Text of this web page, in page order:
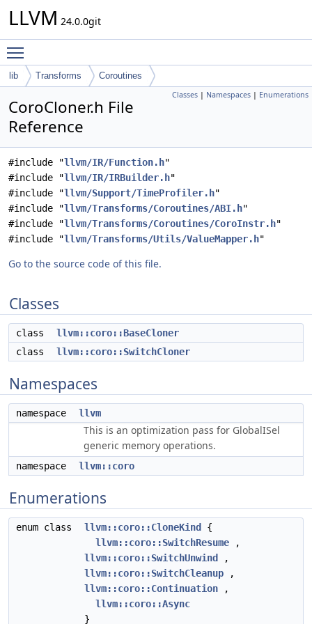
LLVM 24.0.0git
lib Transforms Coroutines
Classes | Namespaces | Enumerations
CoroCloner.h File
Reference
#include "llvm/IR/Function.h"
#include "llvm/IR/IRBuilder.h"
#include "llvm/Support/TimeProfiler.h"
#include "llvm/Transforms/Coroutines/ABI.h"
#include "llvm/Transforms/Coroutines/CoroInstr.h"
#include "llvm/Transforms/Utils/ValueMapper.h"
Go to the source code of this file.
Classes
class
llvm::coro::BaseCloner
class
llvm::coro::SwitchCloner
Namespaces
namespace llvm
This is an optimization pass for GlobalISel
generic memory operations.
namespace llvm::coro
Enumerations
enum class llvm::coro::CloneKind
{
llvm::coro::SwitchResume ,
llvm::coro::SwitchUnwind
,
llvm::coro::SwitchCleanup ,
llvm::coro::Continuation ,
llvm::coro::Async
}